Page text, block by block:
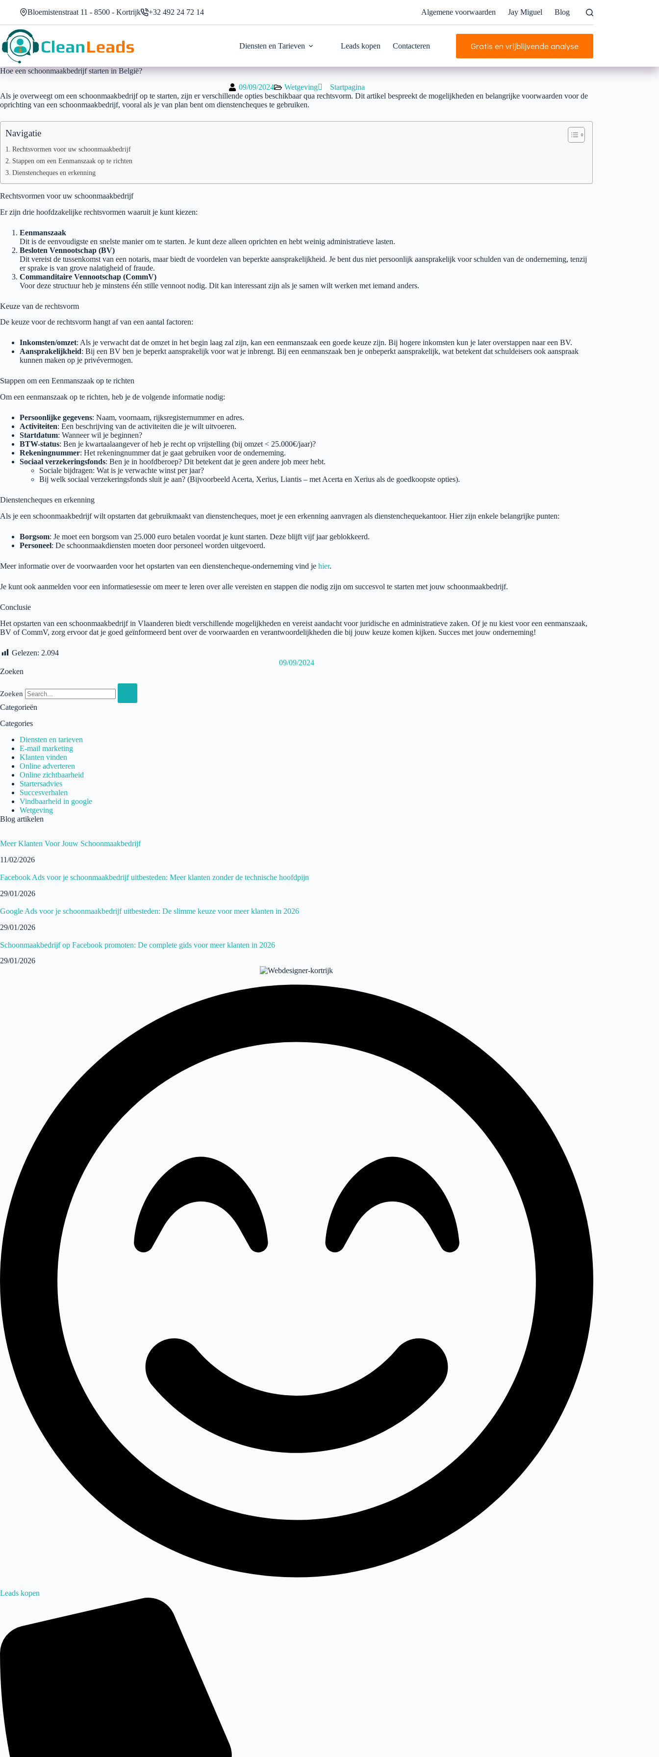
inhoud
Bloemistenstraat 11 - 8500 - Kortrijk +32 492 24 72 14 Algemene voorwaarden Jay Miguel Blog
Diensten en Tarieven Leads kopen Contacteren Gratis en vrijblijvende analyse
Hoe een schoonmaakbedrijf starten in België?
09/09/2024
Wetgeving
Startpagina
Als je overweegt om een schoonmaakbedrijf op te starten, zijn er verschillende opties beschikbaar qua rechtsvorm. Dit artikel bespreekt de mogelijkheden en belangrijke voorwaarden voor de
oprichting van een schoonmaakbedrijf, vooral als je van plan bent om dienstencheques te gebruiken.
Navigatie
Rechtsvormen voor uw schoonmaakbedrijf
Stappen om een Eenmanszaak op te richten
Dienstencheques en erkenning
Rechtsvormen voor uw schoonmaakbedrijf
Er zijn drie hoofdzakelijke rechtsvormen waaruit je kunt kiezen:
Eenmanszaak
Dit is de eenvoudigste en snelste manier om te starten. Je kunt deze alleen oprichten en hebt weinig administratieve lasten.
Besloten Vennootschap (BV)
Dit vereist de tussenkomst van een notaris, maar biedt de voordelen van beperkte aansprakelijkheid. Je bent dus niet persoonlijk aansprakelijk voor schulden van de onderneming, tenzij
er sprake is van grove nalatigheid of fraude.
Commanditaire Vennootschap (CommV)
Voor deze structuur heb je minstens één stille vennoot nodig. Dit kan interessant zijn als je samen wilt werken met iemand anders.
Keuze van de rechtsvorm
De keuze voor de rechtsvorm hangt af van een aantal factoren:
Inkomsten/omzet: Als je verwacht dat de omzet in het begin laag zal zijn, kan een eenmanszaak een goede keuze zijn. Bij hogere inkomsten kun je later overstappen naar een BV.
Aansprakelijkheid: Bij een BV ben je beperkt aansprakelijk voor wat je inbrengt. Bij een eenmanszaak ben je onbeperkt aansprakelijk, wat betekent dat schuldeisers ook aanspraak
kunnen maken op je privévermogen.
Stappen om een Eenmanszaak op te richten
Om een eenmanszaak op te richten, heb je de volgende informatie nodig:
Persoonlijke gegevens: Naam, voornaam, rijksregisternummer en adres.
Activiteiten: Een beschrijving van de activiteiten die je wilt uitvoeren.
Startdatum: Wanneer wil je beginnen?
BTW-status: Ben je kwartaalaangever of heb je recht op vrijstelling (bij omzet < 25.000€/jaar)?
Rekeningnummer: Het rekeningnummer dat je gaat gebruiken voor de onderneming.
Sociaal verzekeringsfonds: Ben je in hoofdberoep? Dit betekent dat je geen andere job meer hebt.
Sociale bijdragen: Wat is je verwachte winst per jaar?
Bij welk sociaal verzekeringsfonds sluit je aan? (Bijvoorbeeld Acerta, Xerius, Liantis – met Acerta en Xerius als de goedkoopste opties).
Dienstencheques en erkenning
Als je een schoonmaakbedrijf wilt opstarten dat gebruikmaakt van dienstencheques, moet je een erkenning aanvragen als dienstenchequekantoor. Hier zijn enkele belangrijke punten:
Borgsom: Je moet een borgsom van 25.000 euro betalen voordat je kunt starten. Deze blijft vijf jaar geblokkeerd.
Personeel: De schoonmaakdiensten moeten door personeel worden uitgevoerd.
Meer informatie over de voorwaarden voor het opstarten van een dienstencheque-onderneming vind je hier.
Je kunt ook aanmelden voor een informatiesessie om meer te leren over alle vereisten en stappen die nodig zijn om succesvol te starten met jouw schoonmaakbedrijf.
Conclusie
Het opstarten van een schoonmaakbedrijf in Vlaanderen biedt verschillende mogelijkheden en vereist aandacht voor juridische en administratieve zaken. Of je nu kiest voor een eenmanszaak,
BV of CommV, zorg ervoor dat je goed geïnformeerd bent over de voorwaarden en verantwoordelijkheden die bij jouw keuze komen kijken. Succes met jouw onderneming!
Gelezen: 2.094
09/09/2024
Zoeken
Zoeken
Categorieën
Categories
Diensten en tarieven
E-mail marketing
Klanten vinden
Online adverteren
Online zichtbaarheid
Startersadvies
Succesverhalen
Vindbaarheid in google
Wetgeving
Blog artikelen
Meer Klanten Voor Jouw Schoonmaakbedrijf
11/02/2026
Facebook Ads voor je schoonmaakbedrijf uitbesteden: Meer klanten zonder de technische hoofdpijn
29/01/2026
Google Ads voor je schoonmaakbedrijf uitbesteden: De slimme keuze voor meer klanten in 2026
29/01/2026
Schoonmaakbedrijf op Facebook promoten: De complete gids voor meer klanten in 2026
29/01/2026
Leads kopen